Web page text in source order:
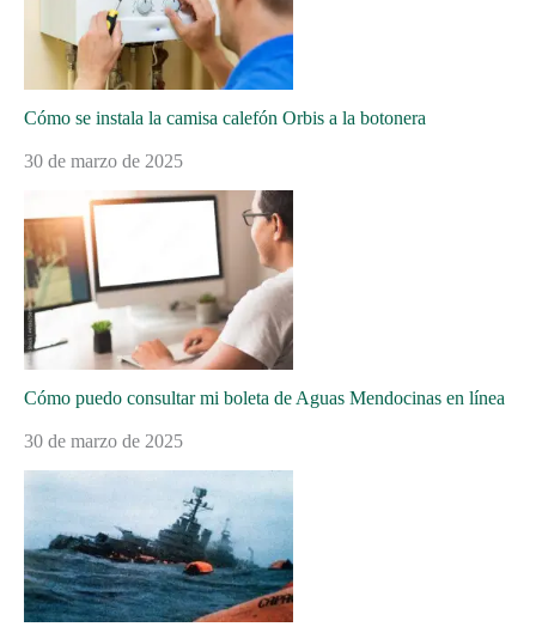
Cómo se instala la camisa calefón Orbis a la botonera
30 de marzo de 2025
Cómo puedo consultar mi boleta de Aguas Mendocinas en línea
30 de marzo de 2025